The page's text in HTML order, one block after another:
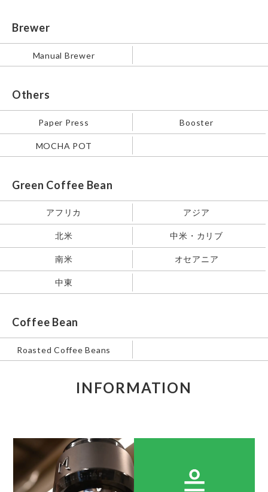
Brewer
Manual Brewer
Others
Paper Press Booster
MOCHA POT
Green Coffee Bean
アフリカ アジア
北米 中米・カリブ
南米 オセアニア
中東
Coffee Bean
Roasted Coffee Beans
INFORMATION